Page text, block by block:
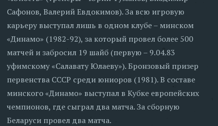
Сафонов, Валерий Евдокимов). За всю игровую
карьеру выступал лишь в одном клубе – минском
«Динамо» (1982-92), за который провел более 500
матчей и забросил 19 шайб (первую – 9.04.83
уфимскому «Салавату Юлаеву»). Бронзовый призер
первенства СССР среди юниоров (1981). В составе
минского «Динамо» выступал в Кубке европейских
чемпионов, где сыграл два матча. За сборную
Беларуси провел два матча.